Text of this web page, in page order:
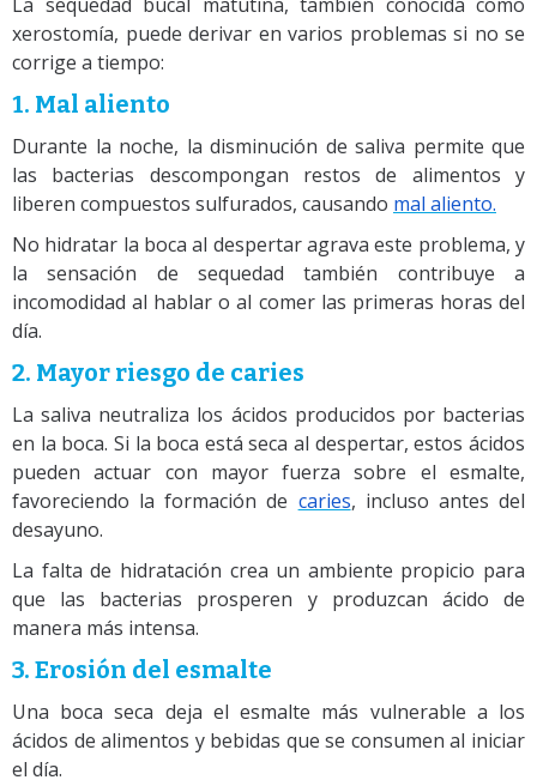
xerostomía, puede derivar en varios problemas si no se
corrige a tiempo:
1. Mal aliento
Durante la noche, la disminución de saliva permite que
las bacterias descompongan restos de alimentos y
liberen compuestos sulfurados, causando mal aliento.
No hidratar la boca al despertar agrava este problema, y
la sensación de sequedad también contribuye a
incomodidad al hablar o al comer las primeras horas del
día.
2. Mayor riesgo de caries
La saliva neutraliza los ácidos producidos por bacterias
en la boca. Si la boca está seca al despertar, estos ácidos
pueden actuar con mayor fuerza sobre el esmalte,
favoreciendo la formación de caries, incluso antes del
desayuno.
La falta de hidratación crea un ambiente propicio para
que las bacterias prosperen y produzcan ácido de
manera más intensa.
3. Erosión del esmalte
Una boca seca deja el esmalte más vulnerable a los
ácidos de alimentos y bebidas que se consumen al iniciar
el día.